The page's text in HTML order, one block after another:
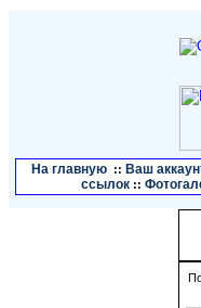
На главную :: Ваш
ссылок ::